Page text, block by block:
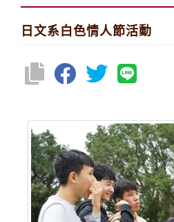
日文系白色情人節活動